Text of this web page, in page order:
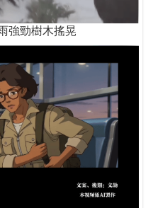
強勁樹木搖晃